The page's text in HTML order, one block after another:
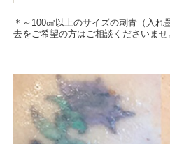
＊～100㎠以上のサイズの刺青（入
去をご希望の方はご相談くださいませ